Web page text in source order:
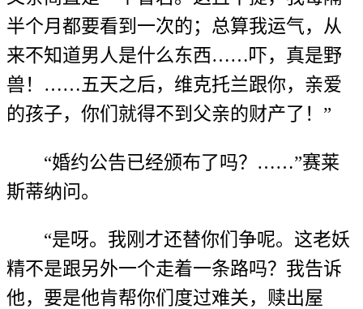
半个月都要看到一次的；总算我运气，从
来不知道男人是什么东西……吓，真是野
兽！……五天之后，维克托兰跟你，亲爱
的孩子，你们就得不到父亲的财产了！”
“婚约公告已经颁布了吗？……”赛莱
斯蒂纳问。
“是呀。我刚才还替你们争呢。这老妖
精不是跟另外一个走着一条路吗？我告诉
他，要是他肯帮你们度过难关，赎出屋